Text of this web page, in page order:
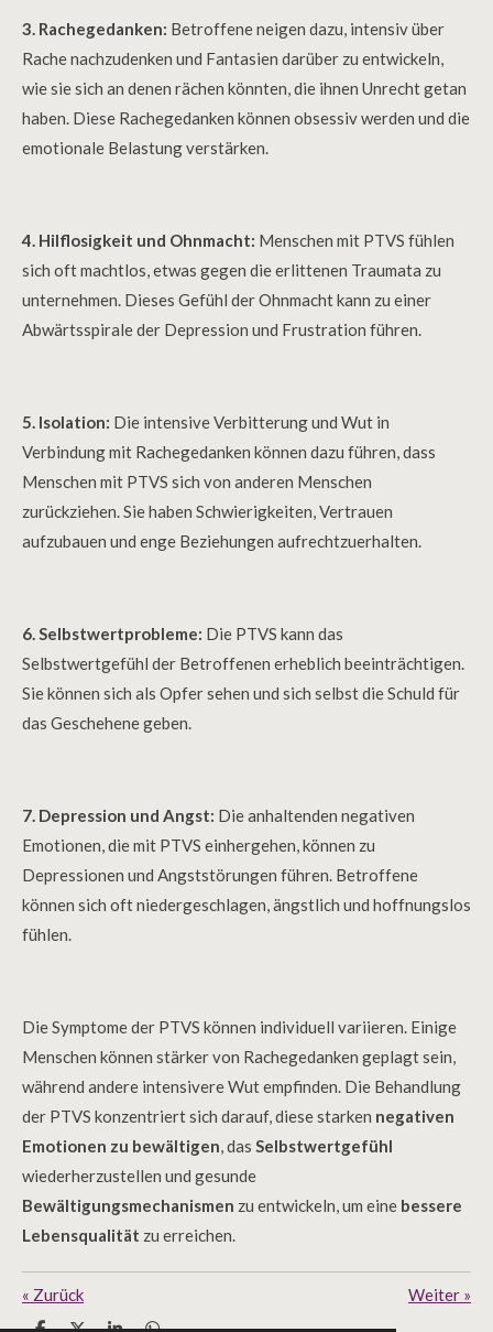
3. Rachegedanken: Betroffene neigen dazu, intensiv über
Rache nachzudenken und Fantasien darüber zu entwickeln,
wie sie sich an denen rächen könnten, die ihnen Unrecht getan
haben. Diese Rachegedanken können obsessiv werden und die
emotionale Belastung verstärken.
4. Hilflosigkeit und Ohnmacht: Menschen mit PTVS fühlen
sich oft machtlos, etwas gegen die erlittenen Traumata zu
unternehmen. Dieses Gefühl der Ohnmacht kann zu einer
Abwärtsspirale der Depression und Frustration führen.
5. Isolation: Die intensive Verbitterung und Wut in
Verbindung mit Rachegedanken können dazu führen, dass
Menschen mit PTVS sich von anderen Menschen
zurückziehen. Sie haben Schwierigkeiten, Vertrauen
aufzubauen und enge Beziehungen aufrechtzuerhalten.
6. Selbstwertprobleme: Die PTVS kann das
Selbstwertgefühl der Betroffenen erheblich beeinträchtigen.
Sie können sich als Opfer sehen und sich selbst die Schuld für
das Geschehene geben.
7. Depression und Angst: Die anhaltenden negativen
Emotionen, die mit PTVS einhergehen, können zu
Depressionen und Angststörungen führen. Betroffene
können sich oft niedergeschlagen, ängstlich und hoffnungslos
fühlen.
Die Symptome der PTVS können individuell variieren. Einige
Menschen können stärker von Rachegedanken geplagt sein,
während andere intensivere Wut empfinden. Die Behandlung
der PTVS konzentriert sich darauf, diese starken negativen
Emotionen zu bewältigen, das Selbstwertgefühl
wiederherzustellen und gesunde
Bewältigungsmechanismen zu entwickeln, um eine bessere
Lebensqualität zu erreichen.
« Zurück Weiter »